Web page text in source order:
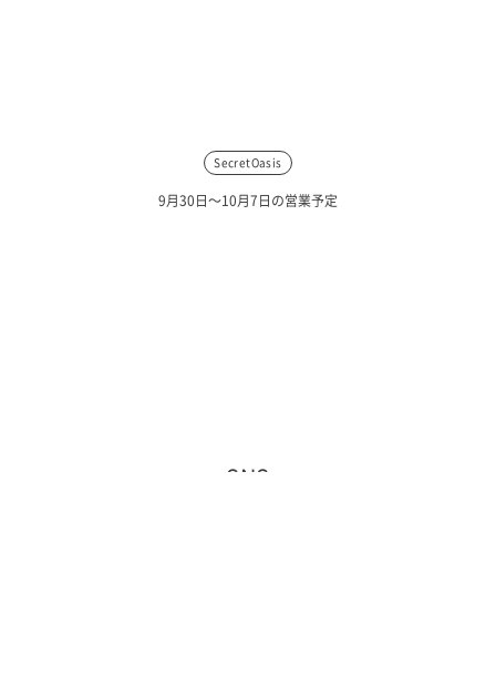
SecretOasis
9月30日〜10月7日の営業予定
SNS